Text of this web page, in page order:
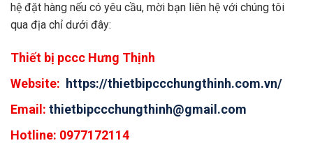
hệ đặt hàng nếu có yêu cầu, mời bạn liên hệ với chúng tôi
qua địa chỉ dưới đây:
Thiết bị pccc Hưng Thịnh
Website: https://thietbipccchungthinh.com.vn/
Email: thietbipccchungthinh@gmail.com
Hotline: 0977172114